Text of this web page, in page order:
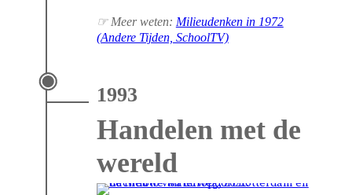
☞ Meer weten: Milieudenken in 1972
(Andere Tijden, SchoolTV)
1993
Handelen met de
wereld